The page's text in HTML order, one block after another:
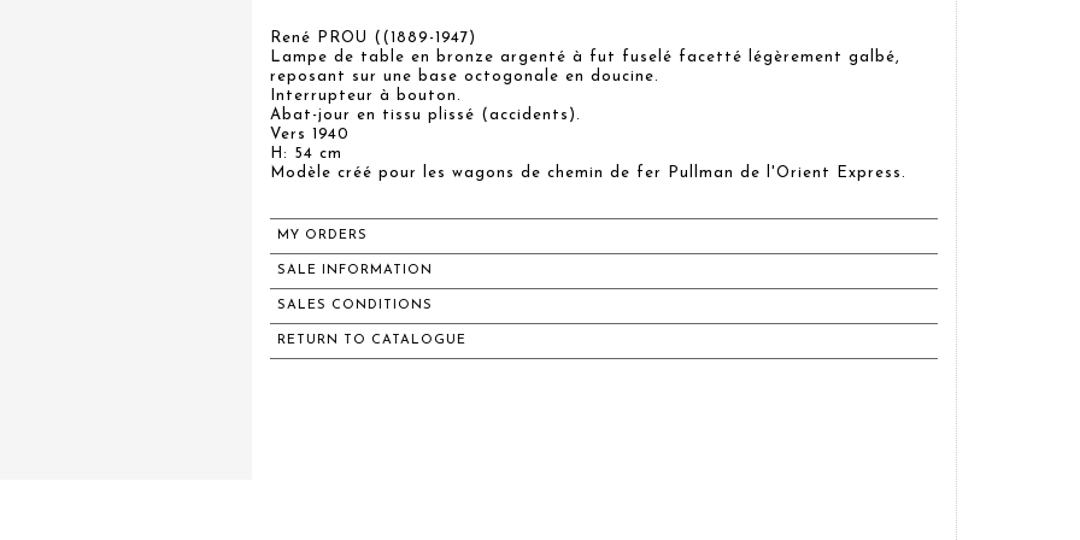
René PROU ((1889-1947)
Lampe de table en bronze argenté à fut fuselé facetté légèrement galbé,
reposant sur une base octogonale en doucine.
Interrupteur à bouton.
Abat-jour en tissu plissé (accidents).
Vers 1940
H: 54 cm
Modèle créé pour les wagons de chemin de fer Pullman de l'Orient Express.
MY ORDERS
SALE INFORMATION
SALES CONDITIONS
RETURN TO CATALOGUE